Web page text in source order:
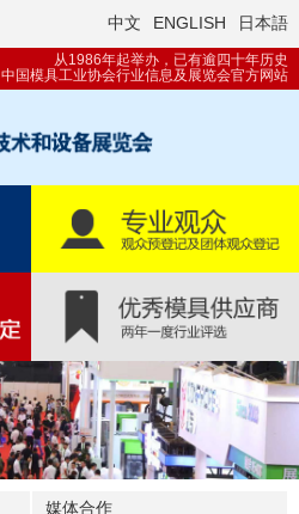
中文 ENGLISH 日本語
从1986年起举办，已有逾四十年历史
中国模具工业协会行业信息及展览会官方网站
媒体合作